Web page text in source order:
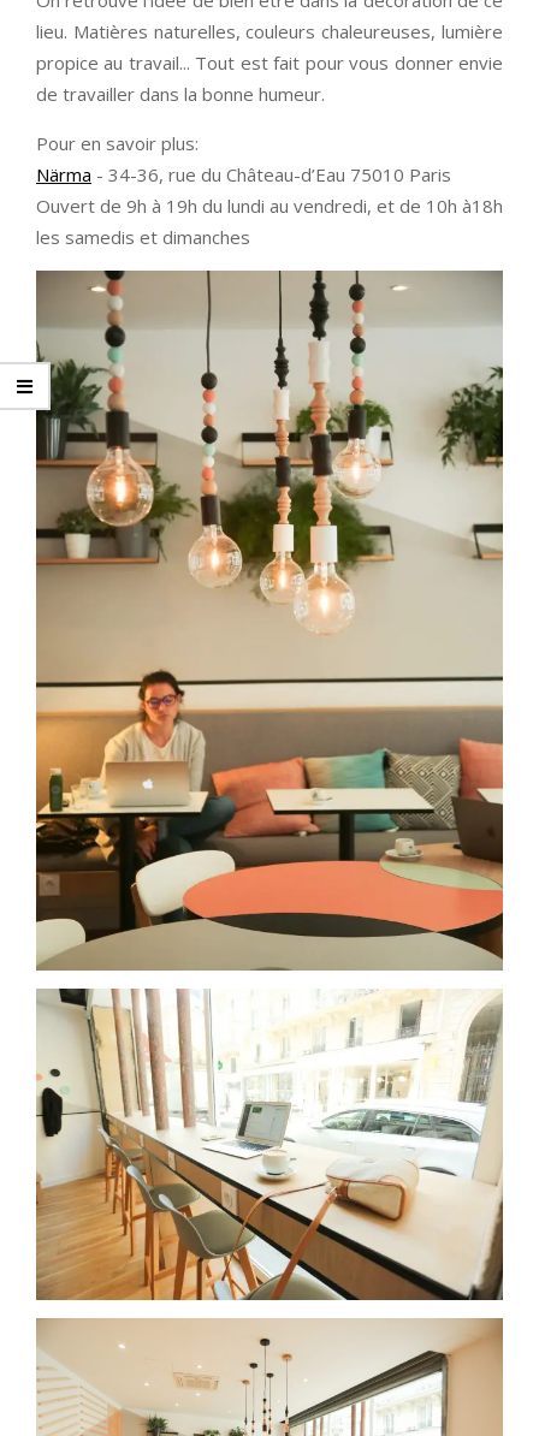
lieu. Matières naturelles, couleurs chaleureuses, lumière
propice au travail... Tout est fait pour vous donner envie
de travailler dans la bonne humeur.
Pour en savoir plus:
Närma - 34-36, rue du Château-d’Eau 75010 Paris
Ouvert de 9h à 19h du lundi au vendredi, et de 10h à18h
les samedis et dimanches